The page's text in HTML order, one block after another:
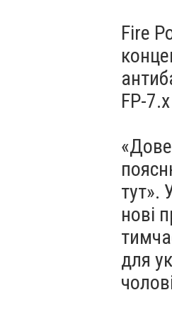
Fire
FP-7.x
тут».
нові
для